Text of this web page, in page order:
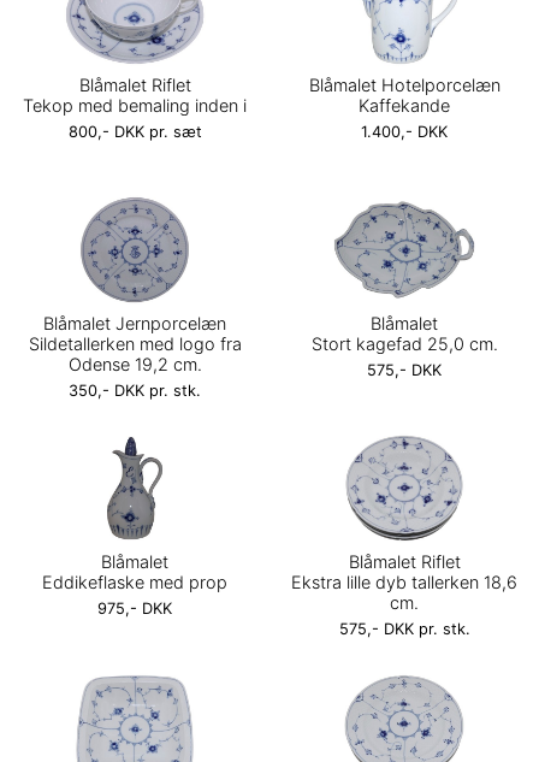
Blåmalet Riflet
Tekop med bemaling inden i
800,- DKK pr. sæt
Blåmalet Hotelporcelæn
Kaffekande
1.400,- DKK
Blåmalet Jernporcelæn
Sildetallerken med logo fra
Odense 19,2 cm.
350,- DKK pr. stk.
Blåmalet
Stort kagefad 25,0 cm.
575,- DKK
Blåmalet
Eddikeflaske med prop
975,- DKK
Blåmalet Riflet
Ekstra lille dyb tallerken 18,6
cm.
575,- DKK pr. stk.